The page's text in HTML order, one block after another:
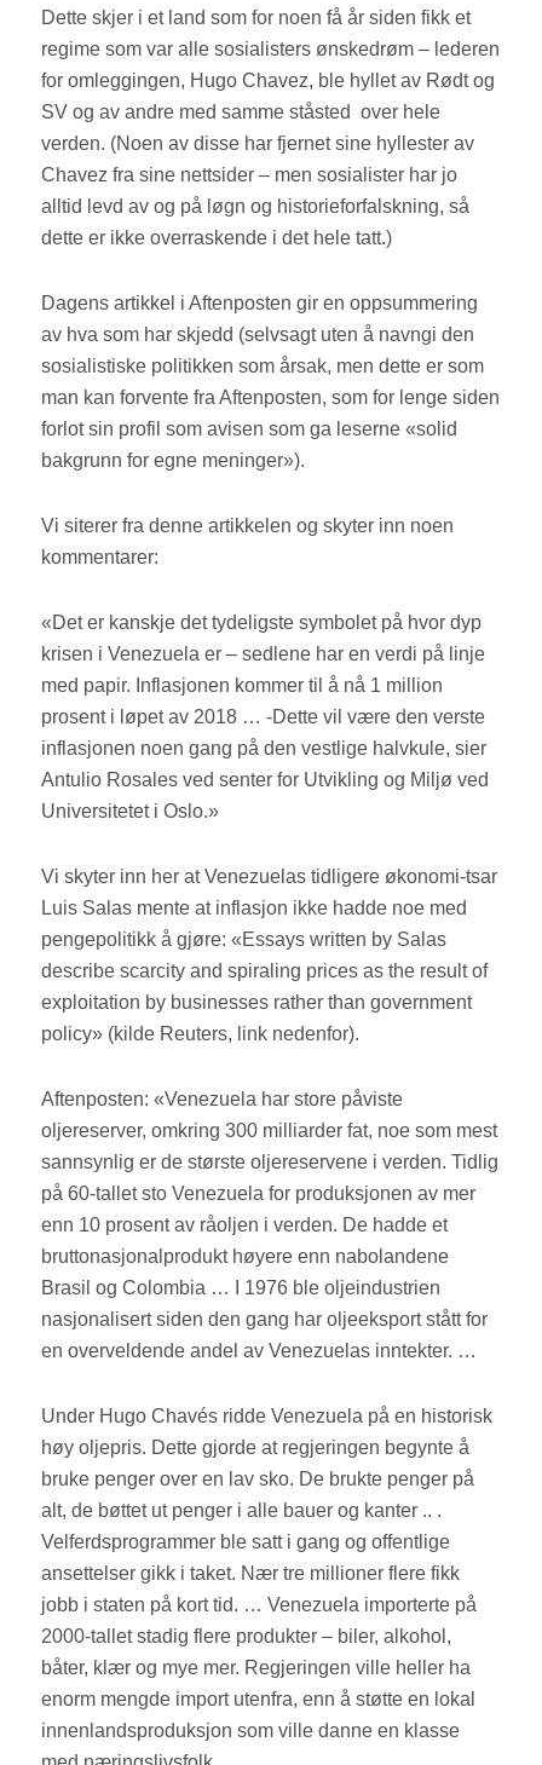
Dette skjer i et land som for noen få år siden fikk et
regime som var alle sosialisters ønskedrøm – lederen
for omleggingen, Hugo Chavez, ble hyllet av Rødt og
SV og av andre med samme ståsted
over hele
verden. (Noen av disse har fjernet sine hyllester av
Chavez fra sine nettsider – men sosialister har jo
alltid levd av og på løgn og historieforfalskning, så
dette er ikke overraskende i det hele tatt.)
Dagens artikkel i Aftenposten gir en oppsummering
av hva som har skjedd (selvsagt uten å navngi den
sosialistiske politikken som årsak, men dette er som
man kan forvente fra Aftenposten, som for lenge siden
forlot sin profil som avisen som ga leserne «solid
bakgrunn for egne meninger»).
Vi siterer fra denne artikkelen og skyter inn noen
kommentarer:
«Det er kanskje det tydeligste symbolet på hvor dyp
krisen i Venezuela er – sedlene har en verdi på linje
med papir. Inflasjonen kommer til å nå 1 million
prosent i løpet av 2018 … -Dette vil være den verste
inflasjonen noen gang på den vestlige halvkule, sier
Antulio Rosales ved senter for Utvikling og Miljø ved
Universitetet i Oslo.»
Vi skyter inn her at Venezuelas tidligere økonomi-tsar
Luis Salas mente at inflasjon ikke hadde noe med
pengepolitikk å gjøre: «Essays written by Salas
describe scarcity and spiraling prices as the result of
exploitation by businesses rather than government
policy» (kilde Reuters, link nedenfor).
Aftenposten: «Venezuela har store påviste
oljereserver, omkring 300 milliarder fat, noe som mest
sannsynlig er de største oljereservene i verden. Tidlig
på 60-tallet sto Venezuela for produksjonen av mer
enn 10 prosent av råoljen i verden. De hadde et
bruttonasjonalprodukt høyere enn nabolandene
Brasil og Colombia … I 1976 ble oljeindustrien
nasjonalisert siden den gang har oljeeksport stått for
en overveldende andel av Venezuelas inntekter. …
Under Hugo Chavés ridde Venezuela på en historisk
høy oljepris. Dette gjorde at regjeringen begynte å
bruke penger over en lav sko. De brukte penger på
alt, de bøttet ut penger i alle bauer og kanter .. .
Velferdsprogrammer ble satt i gang og offentlige
ansettelser gikk i taket. Nær tre millioner flere fikk
jobb i staten på kort tid. … Venezuela importerte på
2000-tallet stadig flere produkter – biler, alkohol,
båter, klær og mye mer. Regjeringen ville heller ha
enorm mengde import utenfra, enn å støtte en lokal
innenlandsproduksjon som ville danne en klasse